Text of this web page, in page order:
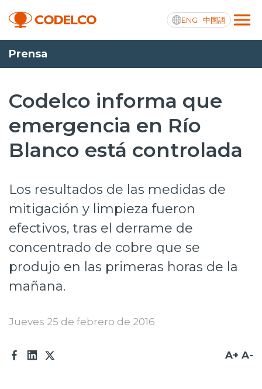
ENG 中国語
Transparencia activa
Nosotros
Operaciones
Sustentabilidad
Innovación
Inversionistas
Prensa
Transparencia activa
Canales de denuncia
Prensa
Codelco informa que
emergencia en Río
Blanco está controlada
Los resultados de las medidas de
mitigación y limpieza fueron
efectivos, tras el derrame de
concentrado de cobre que se
produjo en las primeras horas de la
mañana.
Jueves 25 de febrero de 2016
A+ A-